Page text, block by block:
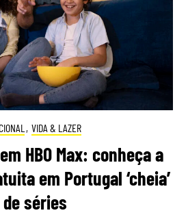
, VIDA & LAZER
HBO Max: conheça a
em Portugal ‘cheia’
de séries